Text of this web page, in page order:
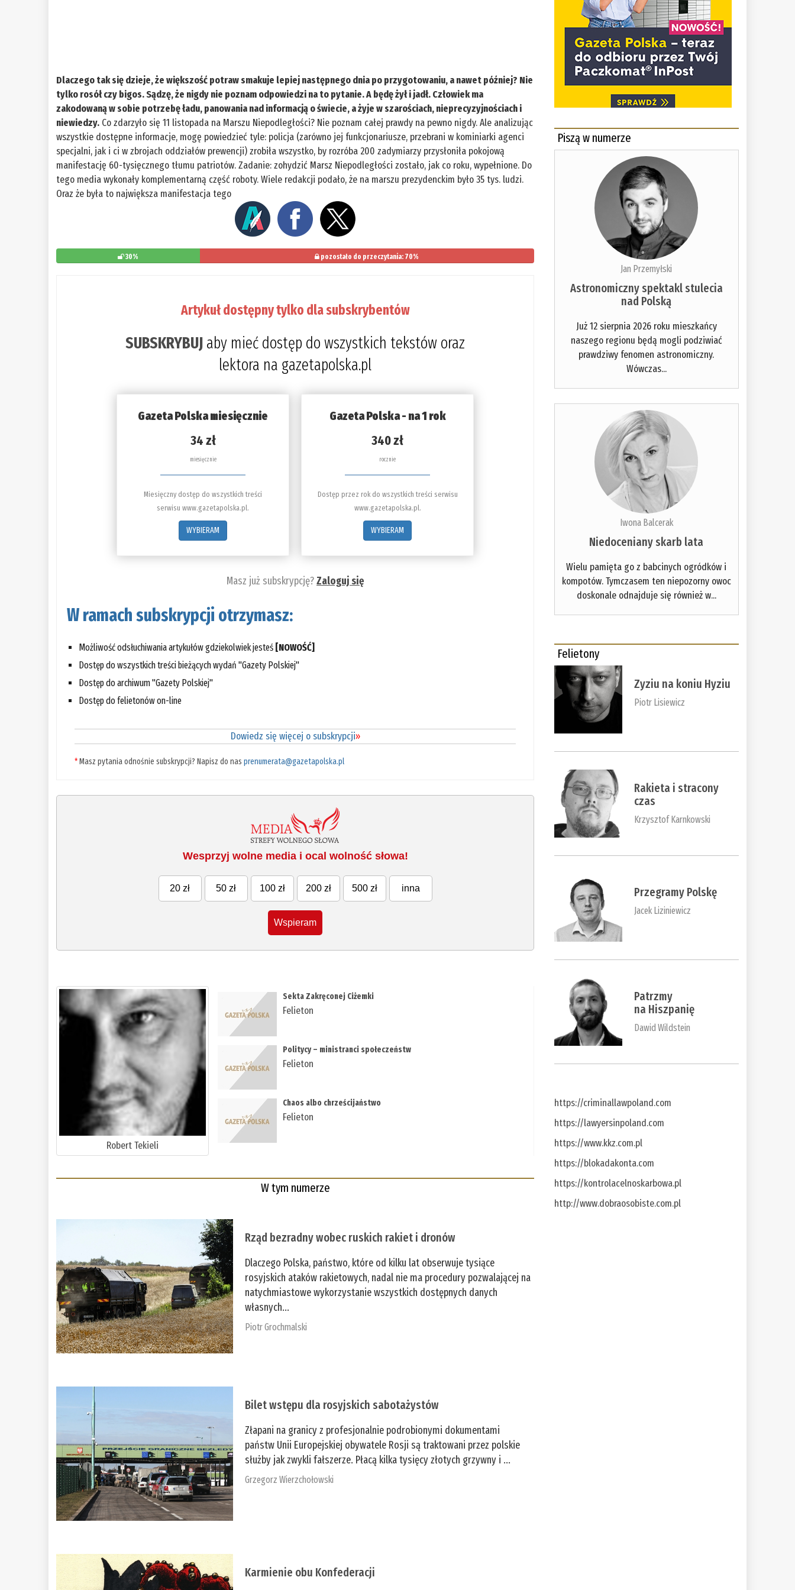
Dlaczego tak się dzieje, że większość potraw smakuje lepiej następnego dnia po przygotowaniu, a nawet później? Nie
tylko rosół czy bigos. Sądzę, że nigdy nie poznam odpowiedzi na to pytanie. A będę żył i jadł. Człowiek ma
zakodowaną w sobie potrzebę ładu, panowania nad informacją o świecie, a żyje w szarościach, nieprecyzyjnościach i
niewiedzy. Co zdarzyło się 11 listopada na Marszu Niepodległości? Nie poznam całej prawdy na pewno nigdy. Ale analizując
wszystkie dostępne informacje, mogę powiedzieć tyle: policja (zarówno jej funkcjonariusze, przebrani w kominiarki agenci
specjalni, jak i ci w zbrojach oddziałów prewencji) zrobiła wszystko, by rozróba 200 zadymiarzy przysłoniła pokojową
manifestację 60-tysięcznego tłumu patriotów. Zadanie: zohydzić Marsz Niepodległości zostało, jak co roku, wypełnione. Do
tego media wykonały komplementarną część roboty. Wiele redakcji podało, że na marszu prezydenckim było 35 tys. ludzi.
Oraz że była to największa manifestacja tego
30% pozostało do przeczytania: 70%
Artykuł dostępny tylko dla subskrybentów
SUBSKRYBUJ aby mieć dostęp do wszystkich tekstów oraz
lektora na gazetapolska.pl
Gazeta Polska miesięcznie
34 zł
miesięcznie
Miesięczny dostęp do wszystkich treści
serwisu www.gazetapolska.pl.
WYBIERAM
Gazeta Polska - na 1 rok
340 zł
rocznie
Dostęp przez rok do wszystkich treści serwisu
www.gazetapolska.pl.
WYBIERAM
Masz już subskrypcję?Zaloguj się
W ramach subskrypcji otrzymasz:
Możliwość odsłuchiwania artykułów gdziekolwiek jesteś [NOWOŚĆ]
Dostęp do wszystkich treści bieżących wydań "Gazety Polskiej"
Dostęp do archiwum "Gazety Polskiej"
Dostęp do felietonów on-line
Dowiedz się więcej o subskrypcji»
*Masz pytania odnośnie subskrypcji? Napisz do nasprenumerata@gazetapolska.pl
Wesprzyj wolne media i ocal wolność słowa!
20 zł 50 zł 100 zł 200 zł 500 zł inna
Wspieram
Robert Tekieli
Sekta Zakręconej Ciżemki
Felieton
Politycy – ministranci społeczeństw
Felieton
Chaos albo chrześcijaństwo
Felieton
W tym numerze
Rząd bezradny wobec ruskich rakiet i dronów
Dlaczego Polska, państwo, które od kilku lat obserwuje tysiące
rosyjskich ataków rakietowych, nadal nie ma procedury pozwalającej na
natychmiastowe wykorzystanie wszystkich dostępnych danych
własnych...
Piotr Grochmalski
Bilet wstępu dla rosyjskich sabotażystów
Złapani na granicy z profesjonalnie podrobionymi dokumentami
państw Unii Europejskiej obywatele Rosji są traktowani przez polskie
służby jak zwykli fałszerze. Płacą kilka tysięcy złotych grzywny i ...
Grzegorz Wierzchołowski
Karmienie obu Konfederacji
Piszą w numerze
Jan Przemyłski
Astronomiczny spektakl stulecia
nad Polską
Już 12 sierpnia 2026 roku mieszkańcy
naszego regionu będą mogli podziwiać
prawdziwy fenomen astronomiczny.
Wówczas...
Iwona Balcerak
Niedoceniany skarb lata
Wielu pamięta go z babcinych ogródków i
kompotów. Tymczasem ten niepozorny owoc
doskonale odnajduje się również w...
Felietony
Zyziu na koniu Hyziu
Piotr Lisiewicz
Rakieta i stracony
czas
Krzysztof Karnkowski
Przegramy Polskę
Jacek Liziniewicz
Patrzmy
na Hiszpanię
Dawid Wildstein
https://criminallawpoland.com
https://lawyersinpoland.com
https://www.kkz.com.pl
https://blokadakonta.com
https://kontrolacelnoskarbowa.pl
http://www.dobraosobiste.com.pl